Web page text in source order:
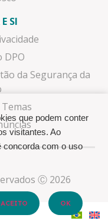
SI
DPO
da Segurança da
Ⓒ 2026
que podem conter
visitantes. Ao
concorda com o uso
OK